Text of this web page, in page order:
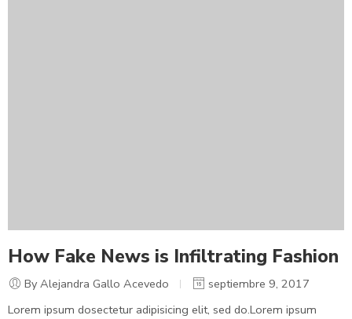
How Fake News is Infiltrating Fashion
By Alejandra Gallo Acevedo
septiembre 9, 2017
Lorem ipsum dosectetur adipisicing elit, sed do.Lorem ipsum